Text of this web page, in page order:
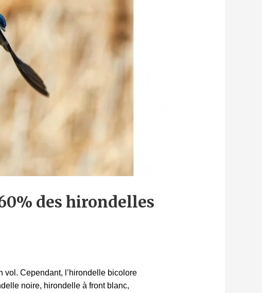
des hirondelles
vol. Cependant, l’hirondelle bicolore
noire, hirondelle à front blanc,